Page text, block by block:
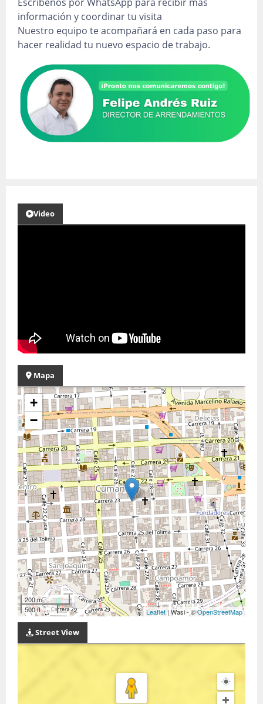
información y coordinar tu visita
Nuestro equipo te acompañará en cada paso para
hacer realidad tu nuevo espacio de trabajo.
Video
Mapa
+
−
200 m
500 ft
Leaflet| Wasi - ©OpenStreetMap
Street View